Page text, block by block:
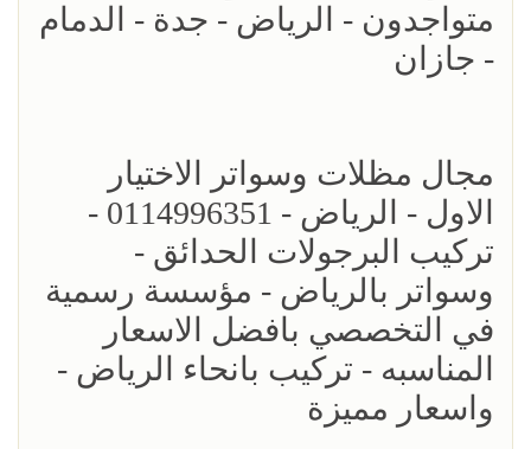
متواجدون - الرياض - جدة - الدمام
- جازان
مجال مظلات وسواتر الاختيار
الاول - الرياض - 0114996351 -
تركيب البرجولات الحدائق -
وسواتر بالرياض - مؤسسة رسمية
في التخصصي بافضل الاسعار
المناسبه - تركيب بانحاء الرياض -
واسعار مميزة